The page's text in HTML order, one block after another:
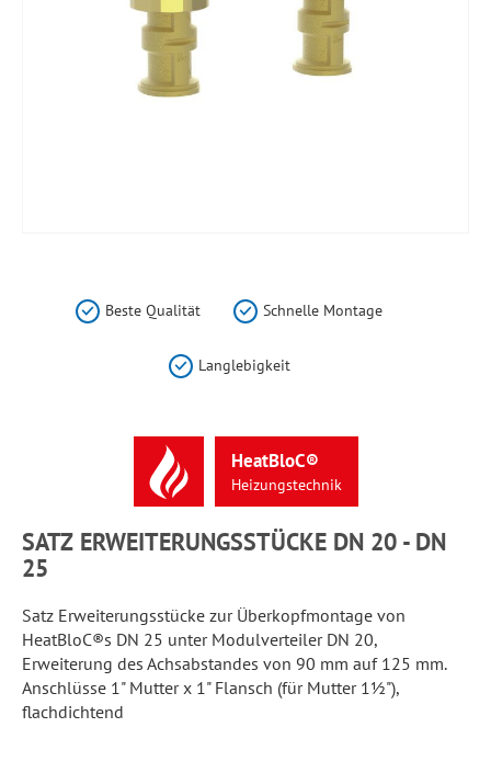
Beste Qualität Schnelle Montage
Langlebigkeit
HeatBloC®
Heizungstechnik
SATZ ERWEITERUNGSSTÜCKE DN 20 - DN
25
Satz Erweiterungsstücke zur Überkopfmontage von
HeatBloC®s DN 25 unter Modulverteiler DN 20,
Erweiterung des Achsabstandes von 90 mm auf 125 mm.
Anschlüsse 1" Mutter x 1" Flansch (für Mutter 1½"),
flachdichtend